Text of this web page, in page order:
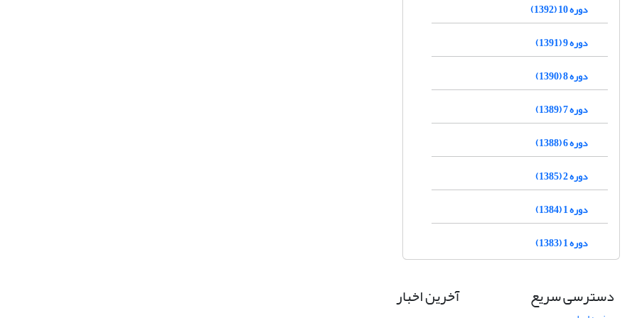
دوره 10 (1392)
دوره 9 (1391)
دوره 8 (1390)
دوره 7 (1389)
دوره 6 (1388)
دوره 2 (1385)
دوره 1 (1384)
دوره 1 (1383)
دسترسی سریع آخرین اخبار